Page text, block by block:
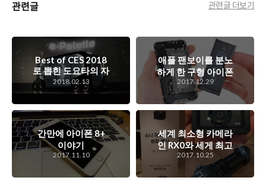
관련글 관련글 더보기
Best of CES 2018
로 뽑힌 도요타의 자
율주행 기반 이동식
플랫폼, e-Pallette
2018.02.13
애플 팬보이를 분노
하게 한 구형 아이폰
에 대한 고의적인 성
능저하 시도, 정말
사과가 썩기 시작했
나!
2017.12.29
간만에 아이폰 8+
이야기
2017.11.10
세계 최소형 카메라
인 RX0와 세게 최고
속도의 초망원 카메
라 RX10 IV를 발표
한 소니 RX 신제품
2017.10.25